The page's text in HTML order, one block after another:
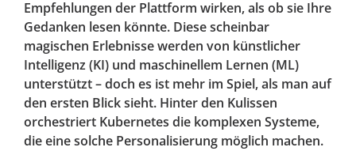
Empfehlungen der Plattform wirken, als ob sie Ihre
Gedanken lesen könnte. Diese scheinbar
magischen Erlebnisse werden von künstlicher
Intelligenz (KI) und maschinellem Lernen (ML)
unterstützt – doch es ist mehr im Spiel, als man auf
den ersten Blick sieht. Hinter den Kulissen
orchestriert Kubernetes die komplexen Systeme,
die eine solche Personalisierung möglich machen.